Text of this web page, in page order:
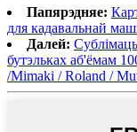
Папярэдняе:
для кадавальнай
Далей:
бутэльках аб'ёмам
/Mimaki / Roland /